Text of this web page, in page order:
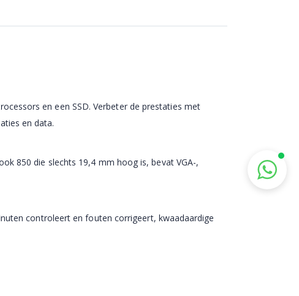
en een SSD. Verbeter de prestaties met
en data.
850 die slechts 19,4 mm hoog is, bevat VGA-,
controleert en fouten corrigeert, kwaadaardige